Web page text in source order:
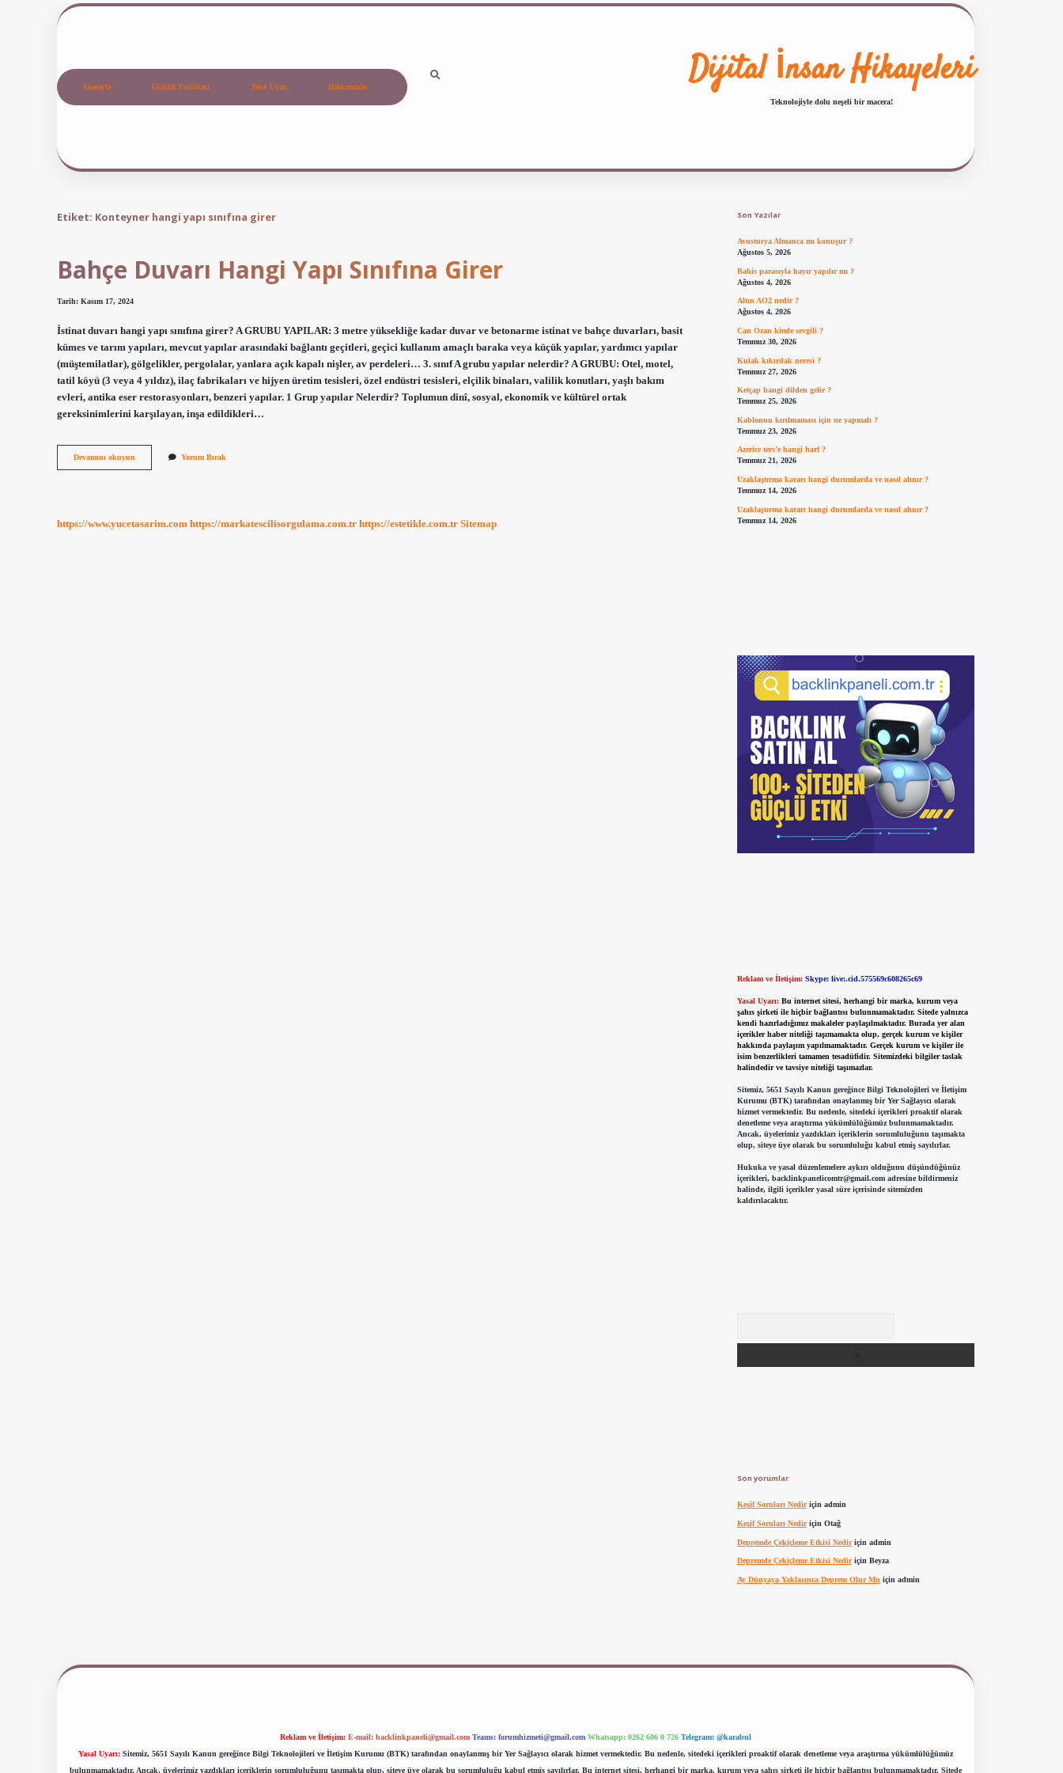
Anasayfa Gizlilik Politikası Yasal Uyarı Hakkımızda Dijital İnsan Hikayeleri
Teknolojiyle dolu neşeli bir macera!
Etiket: Konteyner hangi yapı sınıfına girer
Bahçe Duvarı Hangi Yapı Sınıfına Girer
Tarih: Kasım 17, 2024
İstinat duvarı hangi yapı sınıfına girer? A GRUBU YAPILAR: 3 metre yüksekliğe kadar duvar ve betonarme istinat ve bahçe duvarları, basit
kümes ve tarım yapıları, mevcut yapılar arasındaki bağlantı geçitleri, geçici kullanım amaçlı baraka veya küçük yapılar, yardımcı yapılar
(müştemilatlar), gölgelikler, pergolalar, yanlara açık kapalı nişler, av perdeleri… 3. sınıf A grubu yapılar nelerdir? A GRUBU: Otel, motel,
tatil köyü (3 veya 4 yıldız), ilaç fabrikaları ve hijyen üretim tesisleri, özel endüstri tesisleri, elçilik binaları, valilik konutları, yaşlı bakım
evleri, antika eser restorasyonları, benzeri yapılar. 1 Grup yapılar Nelerdir? Toplumun dinî, sosyal, ekonomik ve kültürel ortak
gereksinimlerini karşılayan, inşa edildikleri…
Devamını okuyun
Duvarı
Yorum Bırak
https://www.yucetasarim.com https://markatescilisorgulama.com.tr https://estetikle.com.tr Sitemap
Son Yazılar
Avusturya Almanca mı konuşur ?
Ağustos 5, 2026
Bahis parasıyla hayır yapılır mı ?
Ağustos 4, 2026
Altın AO2 nedir ?
Ağustos 4, 2026
Can Ozan kimle sevgili ?
Temmuz 30, 2026
Kulak kıkırdak neresi ?
Temmuz 27, 2026
Ketçap hangi dilden gelir ?
Temmuz 25, 2026
Kablonun kırılmaması için ne yapmalı ?
Temmuz 23, 2026
Azerice ters’e hangi harf ?
Temmuz 21, 2026
Uzaklaştırma kararı hangi durumlarda ve nasıl alınır ?
Temmuz 14, 2026
Uzaklaştırma kararı hangi durumlarda ve nasıl alınır ?
Temmuz 14, 2026
Reklam ve İletişim: Skype: live:.cid.575569c608265c69
Yasal Uyarı: Bu internet sitesi, herhangi bir marka, kurum veya
şahıs şirketi ile hiçbir bağlantısı bulunmamaktadır. Sitede yalnızca
kendi hazırladığımız makaleler paylaşılmaktadır. Burada yer alan
içerikler haber niteliği taşımamakta olup, gerçek kurum ve kişiler
hakkında paylaşım yapılmamaktadır. Gerçek kurum ve kişiler ile
isim benzerlikleri tamamen tesadüfidir. Sitemizdeki bilgiler taslak
halindedir ve tavsiye niteliği taşımazlar.
Sitemiz, 5651 Sayılı Kanun gereğince Bilgi Teknolojileri ve İletişim
Kurumu (BTK) tarafından onaylanmış bir Yer Sağlayıcı olarak
hizmet vermektedir. Bu nedenle, sitedeki içerikleri proaktif olarak
denetleme veya araştırma yükümlülüğümüz bulunmamaktadır.
Ancak, üyelerimiz yazdıkları içeriklerin sorumluluğunu taşımakta
olup, siteye üye olarak bu sorumluluğu kabul etmiş sayılırlar.
Hukuka ve yasal düzenlemelere aykırı olduğunu düşündüğünüz
içerikleri, backlinkpanelicomtr@gmail.comadresine bildirmeniz
halinde, ilgili içerikler yasal süre içerisinde sitemizden
kaldırılacaktır.
Son yorumlar
Keşif Soruları Nediriçin admin
Keşif Soruları Nediriçin Otağ
Depremde Çekiçleme Etkisi Nediriçin admin
Depremde Çekiçleme Etkisi Nediriçin Beyza
Ay Dünyaya Yaklaşınca Deprem Olur Mu için admin
Reklam ve İletişim: E-mail: backlinkpaneli@gmail.com Teams: forumhizmeti@gmail.com Whatsapp: 0262 606 0 726 Telegram: @karabul
Yasal Uyarı: Sitemiz, 5651 Sayılı Kanun gereğince Bilgi Teknolojileri ve İletişim Kurumu (BTK) tarafından onaylanmış bir Yer Sağlayıcı olarak hizmet vermektedir. Bu nedenle, sitedeki içerikleri proaktif olarak denetleme veya araştırma yükümlülüğümüz
bulunmamaktadır. Ancak, üyelerimiz yazdıkları içeriklerin sorumluluğunu taşımakta olup, siteye üye olarak bu sorumluluğu kabul etmiş sayılırlar. Bu internet sitesi, herhangi bir marka, kurum veya şahıs şirketi ile hiçbir bağlantısı bulunmamaktadır. Sitede